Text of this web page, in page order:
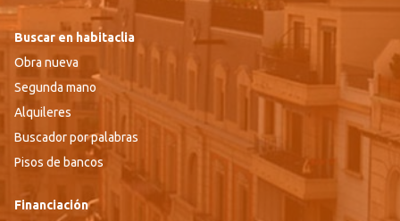
Buscar en habitaclia
Obra nueva
Segunda mano
Alquileres
Buscador por palabras
Pisos de bancos
Financiación